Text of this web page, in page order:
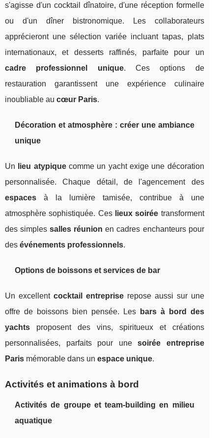
s'agisse d'un cocktail dînatoire, d'une réception formelle
ou d'un dîner bistronomique. Les collaborateurs
apprécieront une sélection variée incluant tapas, plats
internationaux, et desserts raffinés, parfaite pour un
cadre professionnel unique. Ces options de
restauration garantissent une expérience culinaire
inoubliable au cœur Paris.
Décoration et atmosphère : créer une ambiance
unique
Un lieu atypiquecomme un yacht exige une décoration
personnalisée. Chaque détail, de l'agencement des
espaces à la lumière tamisée, contribue à une
atmosphère sophistiquée. Ces lieux soirée transforment
des simplessalles réunion en cadres enchanteurs pour
des événements professionnels.
Options de boissons et services de bar
Un excellent cocktail entrepriserepose aussi sur une
offre de boissons bien pensée. Les
bars à bord des
yachts proposent des vins, spiritueux et créations
personnalisées, parfaits pour unesoirée entreprise
Paris mémorable dans un espace unique.
Activités et animations à bord
Activités de groupe et team-building en milieu
aquatique